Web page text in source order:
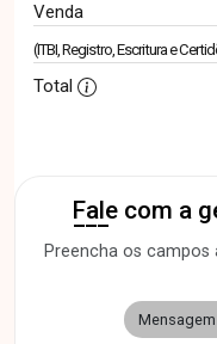
Venda
(ITBI, Registro, Escritura e
Total
Fale com a
Preencha os